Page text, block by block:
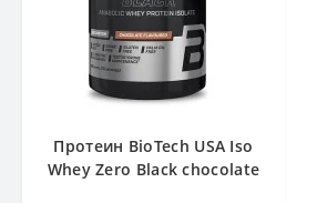
Протеин BioTech USA Iso
Whey Zero Black chocolate